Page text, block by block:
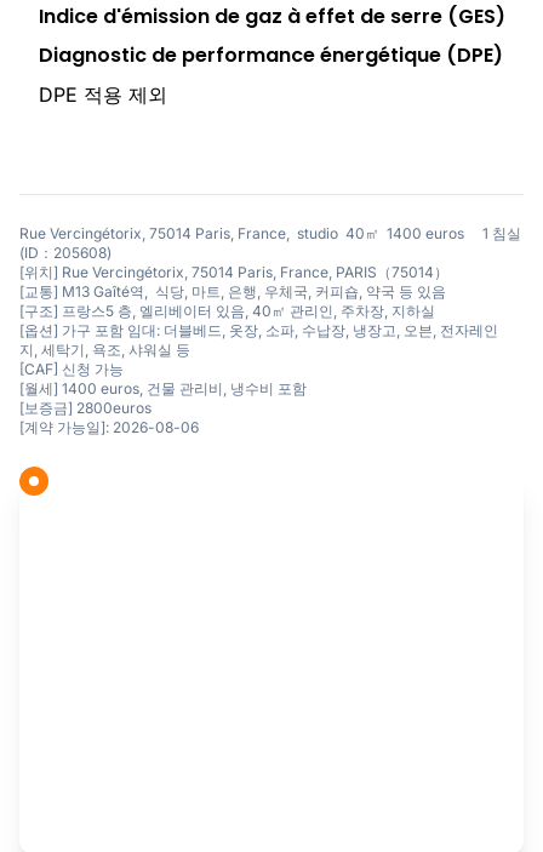
Indice d'émission de gaz à effet de serre (GES)
Diagnostic de performance énergétique (DPE)
DPE 적용 제외
Rue Vercingétorix, 75014 Paris, France, studio 40㎡ 1400 euros 1 침실
(ID：205608)
[위치] Rue Vercingétorix, 75014 Paris, France, PARIS（75014）
[교통] M13 Gaîté역, 식당, 마트, 은행, 우체국, 커피숍, 약국 등 있음
[구조] 프랑스5 층, 엘리베이터 있음, 40㎡ 관리인, 주차장, 지하실
[옵션] 가구 포함 임대: 더블베드, 옷장, 소파, 수납장, 냉장고, 오븐, 전자레인
지, 세탁기, 욕조, 샤워실 등
[CAF] 신청 가능
[월세] 1400 euros, 건물 관리비, 냉수비 포함
[보증금] 2800euros
[계약 가능일]: 2026-08-06